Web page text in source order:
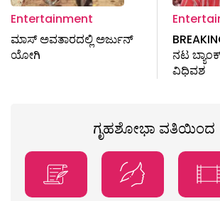
Entertainment
ಮಾಸ್ ಅವತಾರದಲ್ಲಿ ಅರ್ಜುನ್
ಯೋಗಿ
ನಟ
ವಿಧಿವಶ
ಗೃಹಶೋಭಾ ವತಿಯಿಂದ